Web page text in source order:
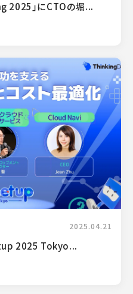
2025」にCTOの堀...
2025.04.21
2025 Tokyo...